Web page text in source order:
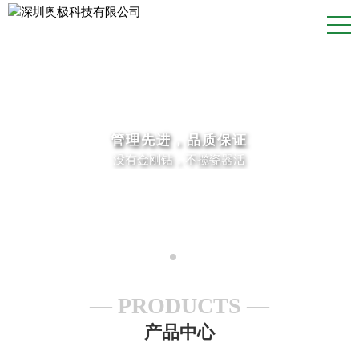
管理先进，品质保证
没有金刚钻，不揽瓷器活
PRODUCTS
产品中心